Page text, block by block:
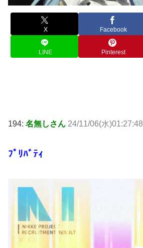
X Facebook
LINE Pinterest
194: 名無しさん 24/11/06(水)01:27:48
ﾌﾟﾘﾊﾞﾃｨ